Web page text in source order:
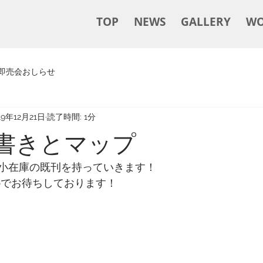
TOP NEWS GALLERY
売会おしらせ
きとマップ
年12月21日 読了時間: 1分
在庫の既刊を持っていきます！
お待ちしております！